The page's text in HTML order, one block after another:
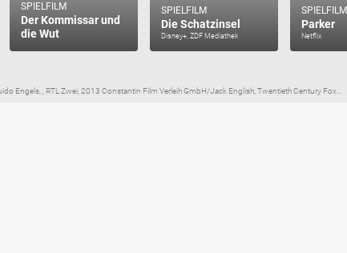
SPIELFILM
Der Kommissar und
die Wut
SPIELFILM
Die Schatzinsel
Disney+, ZDF Mediathek
SPIELFILM
Parker
Netflix
Engels, , RTL Zwei, 2013 Constantin Film Verleih GmbH/Jack English, Twentieth Century Fox...